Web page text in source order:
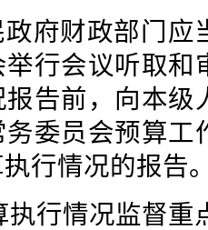
府财政部门应
行会议听取和
告前，向本级
委员会预算工
行情况的报告
执行情况监督重